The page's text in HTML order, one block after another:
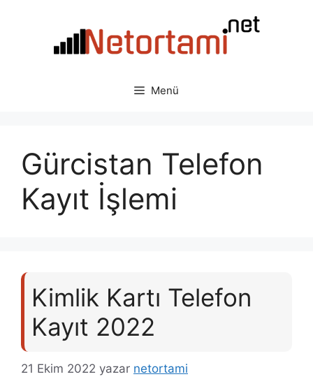
Menü
Gürcistan Telefon
Kayıt İşlemi
Kimlik Kartı Telefon
Kayıt 2022
21 Ekim 2022 yazar netortami